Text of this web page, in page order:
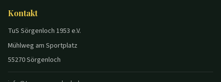
Kontakt
TuS Sörgenloch 1953 e.V.
Mühlweg am Sportplatz
55270 Sörgenloch